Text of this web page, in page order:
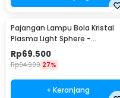
Pajangan Lampu Bola Kristal
Plasma Light Sphere -
ZC211700
Rp69.500
Rp94.900 27%
+ Keranjang